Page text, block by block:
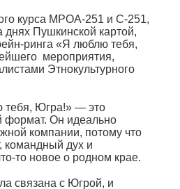
курса МРОА-251 и С-251,
днях Пушкинской картой,
ринга «Я люблю тебя,
мероприятия,
Этнокультурного
тебя, Югра!» — это
формат. Он идеально
компании, потому что
командный дух и
то новое о родном крае.
связана с Югрой, и